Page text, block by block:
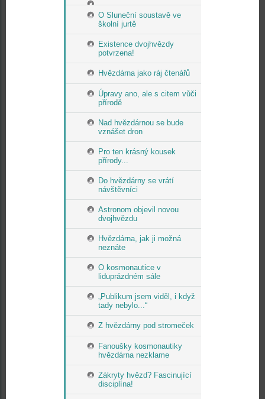
O Sluneční soustavě ve
školní jurtě
Existence dvojhvězdy
potvrzena!
Hvězdárna jako ráj čtenářů
Úpravy ano, ale s citem vůči
přírodě
Nad hvězdárnou se bude
vznášet dron
Pro ten krásný kousek
přírody...
Do hvězdárny se vrátí
návštěvníci
Astronom objevil novou
dvojhvězdu
Hvězdárna, jak ji možná
neznáte
O kosmonautice v
liduprázdném sále
„Publikum jsem viděl, i když
tady nebylo...“
Z hvězdárny pod stromeček
Fanoušky kosmonautiky
hvězdárna nezklame
Zákryty hvězd? Fascinující
disciplína!